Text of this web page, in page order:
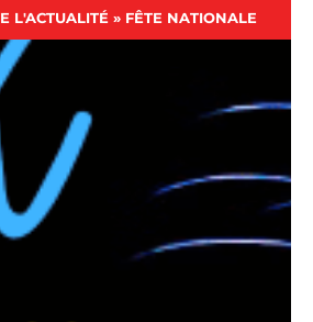
L'ACTUALITÉ » FÊTE NATIONALE